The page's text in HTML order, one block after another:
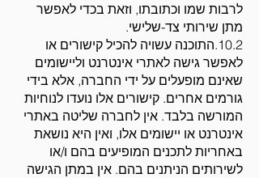
לרבות שמו וכתובתו, וזאת בכדי לאפשר
מתן שירותי צד-שלישי.
10.2.התוכנה עשויה להכיל קישורים או
לאפשר גישה לאתרי אינטרנט וליישומים
שאינם מופעלים על ידי החברה, אלא בידי
גורמים אחרים. קישורים אלו נועדו לנוחיות
המורשה בלבד. אין לחברה שליטה באתרי
אינטרנט או יישומים אלו, ואין היא נושאת
באחריות לתכנים המופיעים בהם ו/או
לשירותים הניתנים בהם. אין במתן הגישה